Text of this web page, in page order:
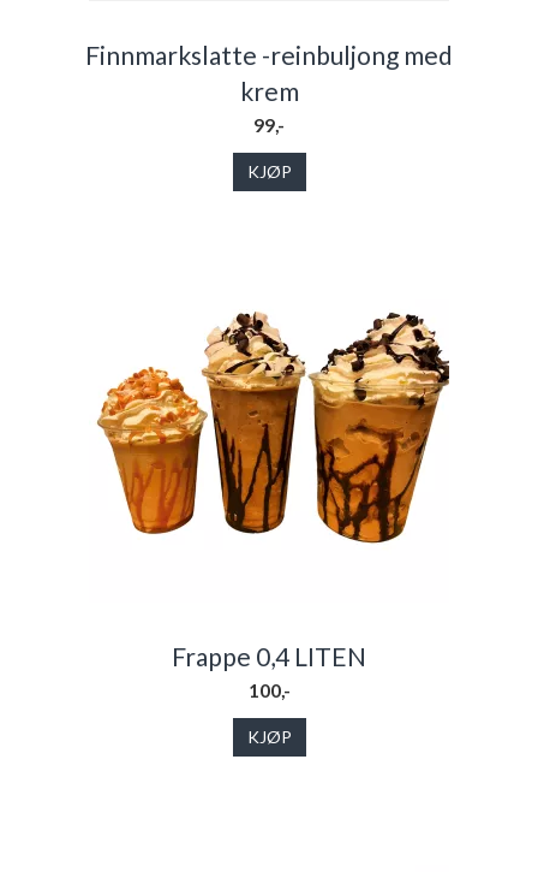
Finnmarkslatte -reinbuljong med
krem
99,-
KJØP
Frappe 0,4 LITEN
100,-
KJØP